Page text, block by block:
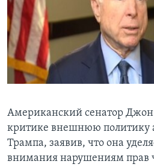
Learning English
СОЦИАЛЬНЫЕ СЕТИ
Языки
Американский сенатор
критике внешнюю политику
Трампа, заявив, что она
внимания нарушениям прав